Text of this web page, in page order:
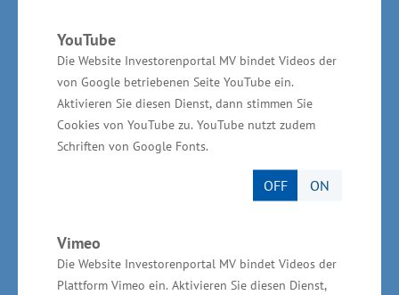
YouTube
Die Website Investorenportal MV bindet Videos der
von Google betriebenen Seite YouTube ein.
Aktivieren Sie diesen Dienst, dann stimmen Sie
Cookies von YouTube zu. YouTube nutzt zudem
Schriften von Google Fonts.
OFF ON
Vimeo
Die Website Investorenportal MV bindet Videos der
Plattform Vimeo ein. Aktivieren Sie diesen Dienst,
Im Rahmen der Förderung nach FuEuI-
Richtlinie wurden seit 2014 Zuschüsse in Höhe
von insgesamt 122,5 Millionen Euro für 354
Vorhaben bewilligt - davon unter anderem 80,5
Millionen Euro für 184
Verbundforschungsvorhaben, 32,6 Millionen
Euro für 59 einzelbetriebliche FuE-Vorhaben
Prozessinnovationen. „Für die Unternehmen
wird es immer wichtiger, aktuelle Trends der